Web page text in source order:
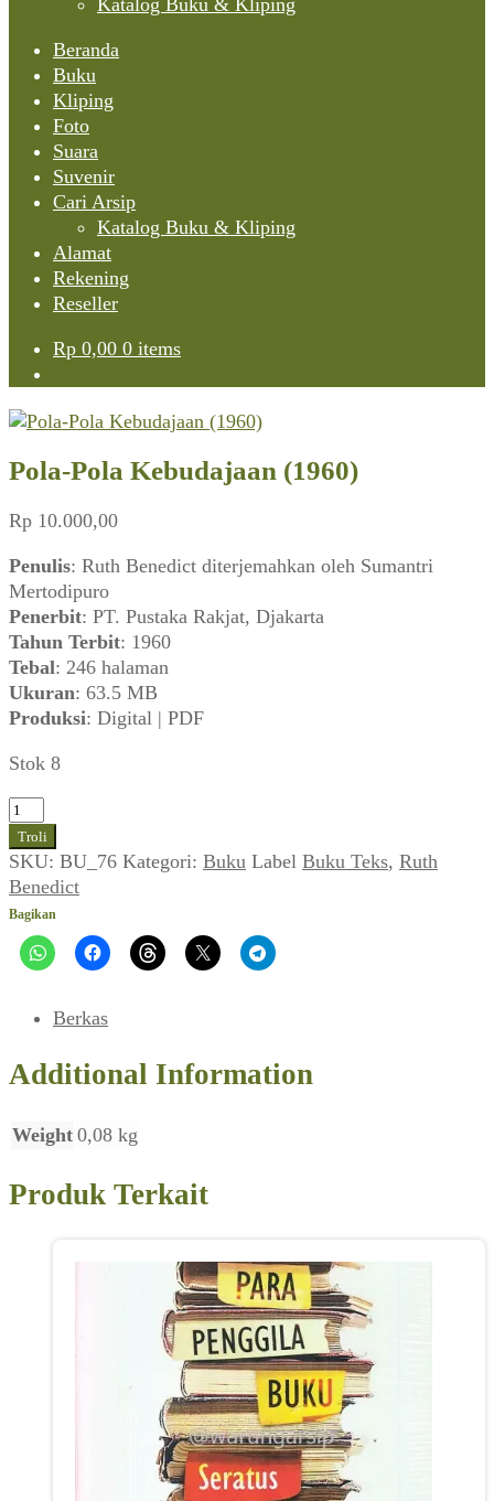
Katalog Buku & Kliping
Beranda
Buku
Kliping
Foto
Suara
Suvenir
Cari Arsip
Katalog Buku & Kliping
Alamat
Rekening
Reseller
Rp 0,00 0 items
Pola-Pola Kebudajaan (1960)
Rp 10.000,00
Penulis: Ruth Benedict diterjemahkan oleh Sumantri
Mertodipuro
Penerbit: PT. Pustaka Rakjat, Djakarta
Tahun Terbit: 1960
Tebal: 246 halaman
Ukuran: 63.5 MB
Produksi: Digital | PDF
Stok 8
Kuantitas
Pola-
Pola
Kebudajaan
(1960)
Troli
SKU: BU_76 Kategori: Buku Label Buku Teks, Ruth
Benedict
Bagikan
Berkas
Additional Information
Weight 0,08 kg
Produk Terkait